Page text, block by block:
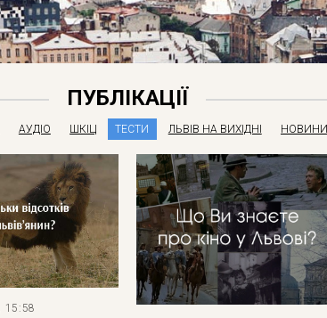
ПУБЛІКАЦІЇ
АУДІО ШКІЦ ТЕСТИ ЛЬВІВ НА ВИХІДНІ
15:58